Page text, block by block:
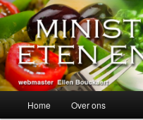
Skip
to
primary
content
Skip
to
secondary
contentMinisterie van
alles over eten, drinken en
Home Over ons